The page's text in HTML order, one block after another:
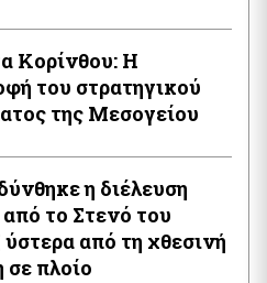
Κορίνθου: Η
του στρατηγικού
της Μεσογείου
η διέλευση
το Στενό του
από τη χθεσινή
σε πλοίο